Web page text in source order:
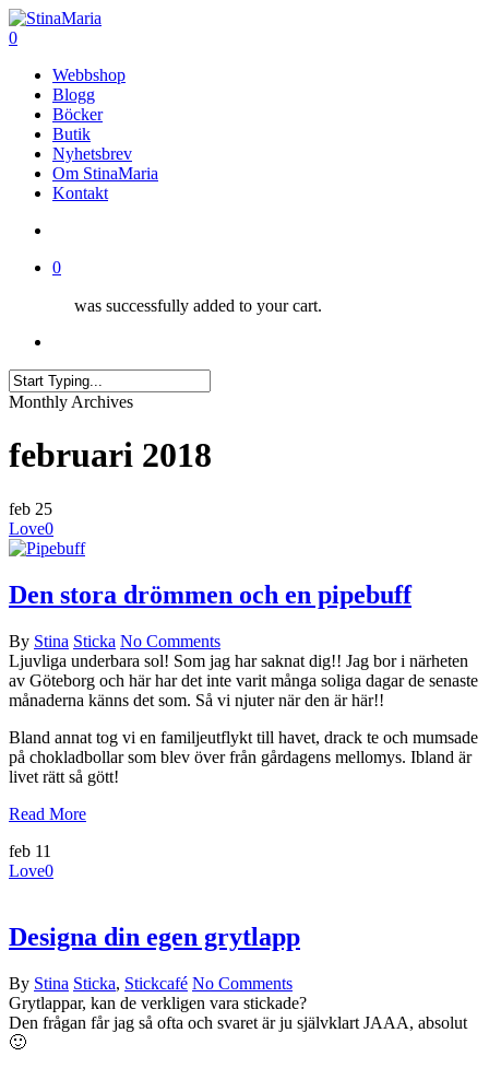
Skip
to
content
search
0
Webbshop
Blogg
Böcker
Butik
Nyhetsbrev
Om StinaMaria
Kontakt
0
was successfully added to your cart.
Close
Monthly Archives
februari 2018
feb 25
Love0
Den stora drömmen och en pipebuff
By Stina Sticka No Comments
Ljuvliga underbara sol! Som jag har saknat dig!! Jag bor i närheten
av Göteborg och här har det inte varit många soliga dagar de senaste
månaderna känns det som. Så vi njuter när den är här!!
Bland annat tog vi en familjeutflykt till havet, drack te och mumsade
på chokladbollar som blev över från gårdagens mellomys. Ibland är
livet rätt så gött!
Read More
feb 11
Love0
Designa din egen grytlapp
By Stina Sticka, Stickcafé No Comments
Grytlappar, kan de verkligen vara stickade?
Den frågan får jag så ofta och svaret är ju självklart JAAA, absolut
🙂